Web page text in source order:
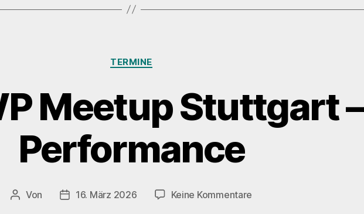
Kategorien
TERMINE
Meetup Stuttgart –
Performance
Beitragsautor
Von Veröffentlichungsdatum
16. März 2026 Keine Kommentare